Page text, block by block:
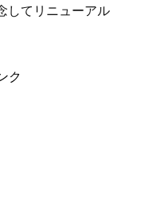
してリニューアル
ク